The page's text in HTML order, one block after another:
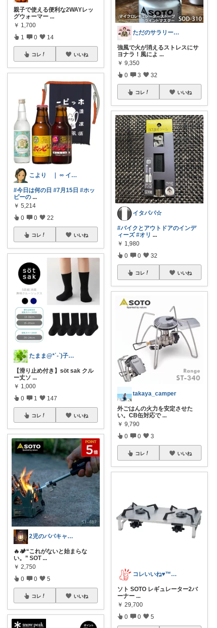
親子で使える便利な2WAYレッ
グウォーマー ...
￥ 1,700
1 0 14
コレ いいね
こより ｜ ∞ イヤイライケレ ∞
#今日は何の日 #7月15日 #ホッ
ピーの ...
￥ 5,214
0 0 22
コレ いいね
たまま@*´-`)子ども用品/日用品
【滑り止め付き】söt sak クル
ー丈ソ ...
￥ 1,000
0 1 147
コレ いいね
2児のパパキャンパー
🔥🏕️“これがないと始まらな
い。” SOT ...
￥ 2,750
0 0 5
コレ いいね
ただのサラリーマンの趣味部屋
強風で火が消えるストレスにサ
ヨナラ！風によ ...
￥ 9,350
0 3 32
コレ いいね
イタパパ☆
#バイクとアウトドアのインデ
ィーズ #オリ ...
￥ 1,980
0 0 32
コレ いいね
takaya_camper
外ごはんの火力を安定させた
い。CB缶対応で ...
￥ 9,790
0 0 3
コレ いいね
コレいいね♥️™▶コレクションも見てね！
ソト SOTO レギュレーター2バ
ーナー ...
￥ 29,700
0 0 5